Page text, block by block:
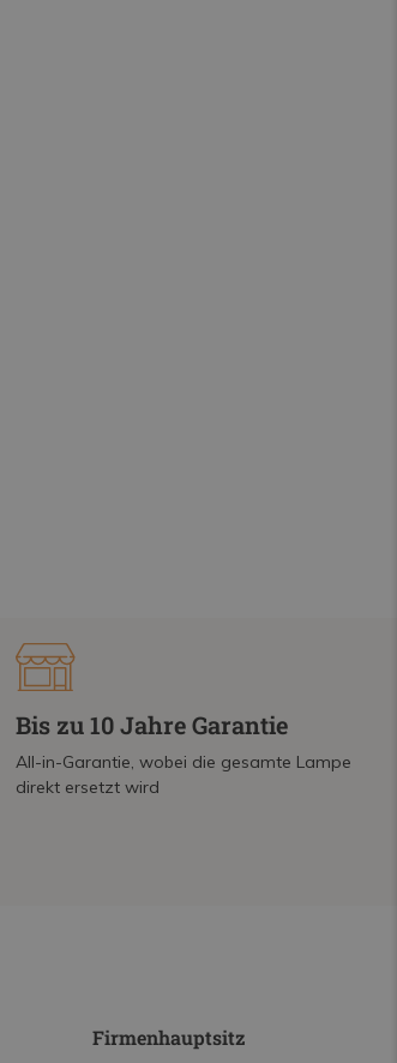
Bis zu 10 Jahre Garantie
All-in-Garantie, wobei die gesamte Lampe
direkt ersetzt wird
Firmenhauptsitz